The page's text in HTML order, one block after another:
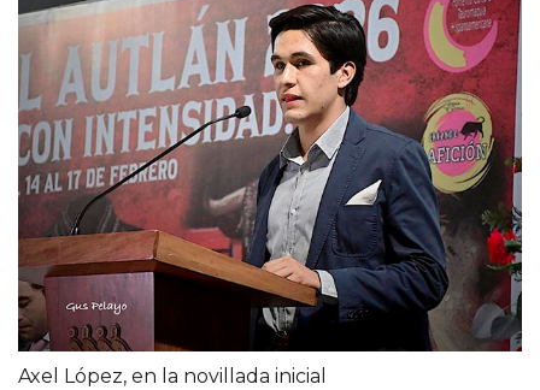
Axel López, en la novillada inicial